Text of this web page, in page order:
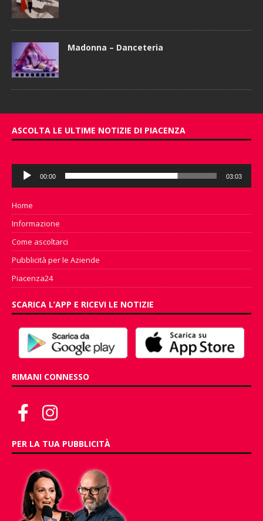
Madonna – Danceteria
ASCOLTA LE ULTIME NOTIZIE DI PIACENZA
Audio
Player
00:00 03:03
Home
Informazione
Come ascoltarci
Pubblicità per le Aziende
Piacenza24
SCARICA L’APP E RICEVI LE NOTIZIE
RIMANI CONNESSO
PER LA TUA PUBBLICITÀ